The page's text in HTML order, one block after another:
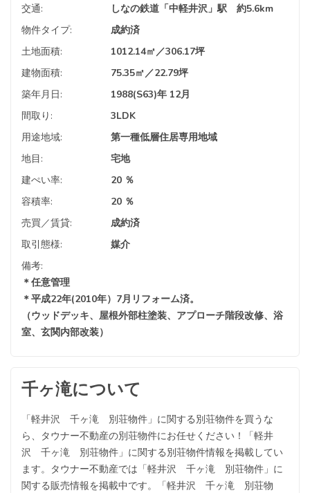
交通:
しなの鉄道「中軽井沢」駅 約5.6km
物件タイプ:
成約済
土地面積:
1012.14㎡／306.17坪
建物面積:
75.35㎡／22.79坪
築年月日:
1988(S63)年 12月
間取り:
3LDK
用途地域:
第一種低層住居専用地域
地目:
宅地
建ぺい率:
20 ％
容積率:
20 ％
売買／賃貸:
成約済
取引態様:
媒介
備考:
＊任意管理
＊平成22年(2010年）7月リフォーム済。
（ウッドデッキ、屋根外部柱塗装、アプローチ階段改修、浴
室、玄関内部改装）
千ヶ滝について
「軽井沢 千ヶ滝 別荘物件」に関する別荘物件を買うな
ら、タウナー不動産の別荘物件にお任せください！「軽井
沢 千ヶ滝 別荘物件」に関する別荘物件情報を掲載してい
ます。タウナー不動産では「軽井沢 千ヶ滝 別荘物件」に
関する販売情報を掲載中です。「軽井沢 千ヶ滝 別荘物